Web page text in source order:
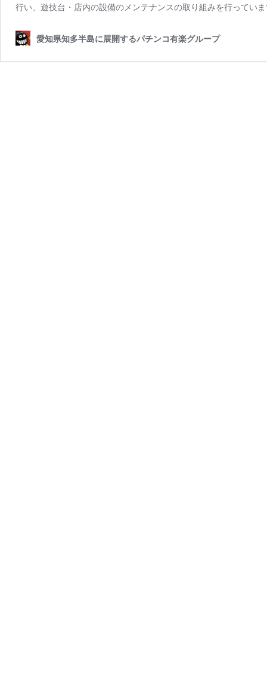
行い、遊技台・店内の設備のメンテナンスの取り組みを行ってい
愛知県知多半島に展開するパチンコ有楽グループ